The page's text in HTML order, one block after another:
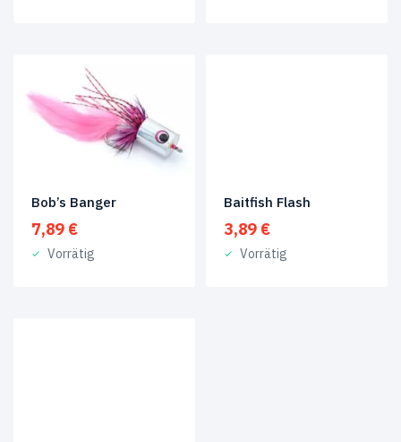
Bob’s Banger
7,89 €
Vorrätig
Baitfish Flash
3,89 €
Vorrätig